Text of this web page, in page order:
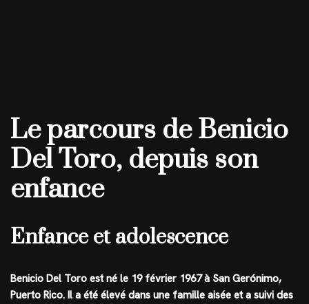
Le parcours de Benicio
Del Toro, depuis son
enfance
Enfance et adolescence
Benicio Del Toro est né le 19 février 1967 à San Gerónimo,
Puerto Rico. Il a été élevé dans une famille aisée et a suivi des